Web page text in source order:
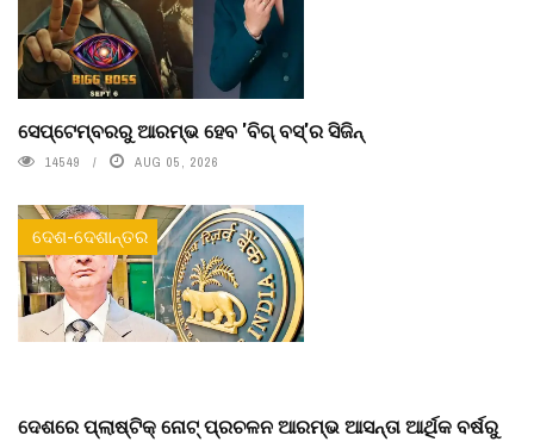
ସେପ୍ଟେମ୍ବରରୁ ଆରମ୍ଭ ହେବ 'ବିଗ୍ ବସ୍'ର ସିଜିନ୍
14549 AUG 05, 2026
ଦେଶ-ଦେଶାନ୍ତର
ଦେଶରେ ପ୍ଲାଷ୍ଟିକ୍ ନୋଟ୍‌ ପ୍ରଚଳନ ଆରମ୍ଭ ଆସନ୍ତା ଆର୍ଥିକ ବର୍ଷରୁ